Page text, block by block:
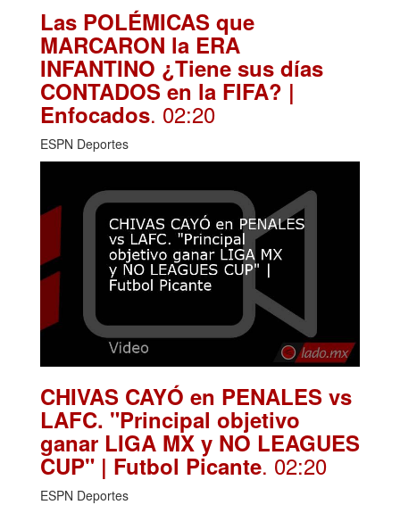
Las POLÉMICAS que
MARCARON la ERA
INFANTINO ¿Tiene sus días
CONTADOS en la FIFA? |
Enfocados. 02:20
ESPN Deportes
CHIVAS CAYÓ en PENALES vs
LAFC. "Principal objetivo
ganar LIGA MX y NO LEAGUES
CUP" | Futbol Picante. 02:20
ESPN Deportes